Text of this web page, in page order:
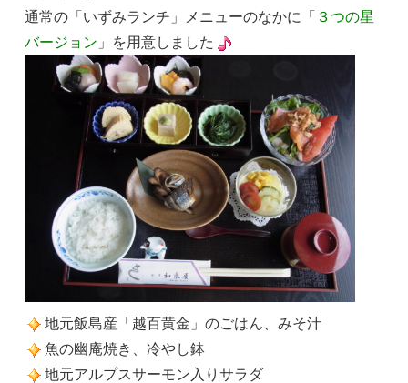
通常の「いずみランチ」メニューのなかに「 ３つの星
バージョン 」を用意しました
地元飯島産「越百黄金」のごはん、みそ汁
魚の幽庵焼き、冷やし鉢
地元アルプスサーモン入りサラダ